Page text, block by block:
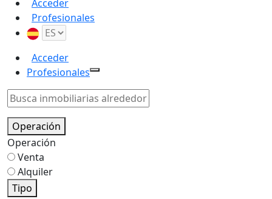
Acceder
Profesionales
Acceder
Profesionales
Operación
Operación
Venta
Alquiler
Tipo